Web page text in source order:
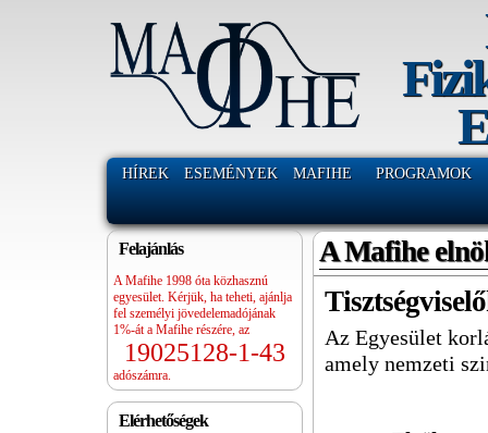
HÍREK ESEMÉNYEK MAFIHE PROGRAMOK
Felajánlás
A Mafihe 1998 óta közhasznú
egyesület. Kérjük, ha teheti, ajánlja
fel személyi jövedelemadójának
1%-át a Mafihe részére, az
19025128-1-43
adószámra.
Elérhetőségek
A Mafihe
Az Egyesület
amely nemzeti